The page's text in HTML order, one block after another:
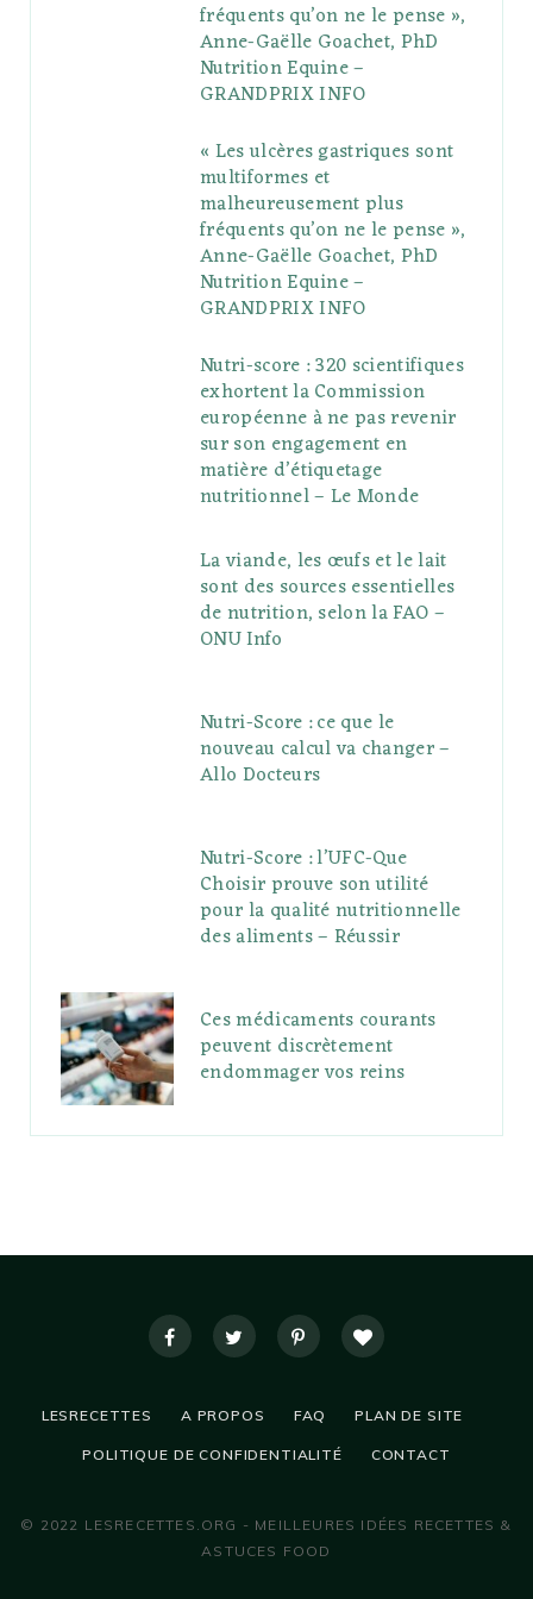
l
s
a
s
fréquents qu’on ne le pense »,
Anne-Gaëlle Goachet, PhD
Nutrition Equine –
GRANDPRIX INFO
« Les ulcères gastriques sont
multiformes et
malheureusement plus
fréquents qu’on ne le pense »,
Anne-Gaëlle Goachet, PhD
Nutrition Equine –
GRANDPRIX INFO
Nutri-score : 320 scientifiques
exhortent la Commission
européenne à ne pas revenir
sur son engagement en
matière d’étiquetage
nutritionnel – Le Monde
La viande, les œufs et le lait
sont des sources essentielles
de nutrition, selon la FAO –
ONU Info
Nutri-Score : ce que le
nouveau calcul va changer –
Allo Docteurs
Nutri-Score : l’UFC-Que
Choisir prouve son utilité
pour la qualité nutritionnelle
des aliments – Réussir
Ces médicaments courants
peuvent discrètement
endommager vos reins
LESRECETTES A PROPOS FAQ PLAN DE SITE
POLITIQUE DE CONFIDENTIALITÉ CONTACT
© 2022 LESRECETTES.ORG - MEILLEURES IDÉES RECETTES &
ASTUCES FOOD